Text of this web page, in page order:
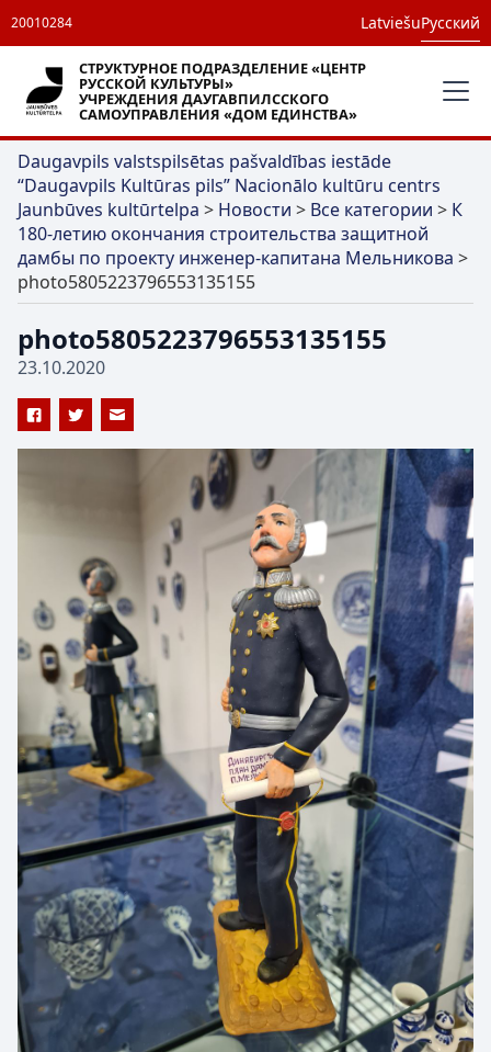
20010284 LatviešuРусский
СТРУКТУРНОЕ ПОДРАЗДЕЛЕНИЕ «ЦЕНТР
РУССКОЙ КУЛЬТУРЫ»
УЧРЕЖДЕНИЯ ДАУГАВПИЛССКОГО
САМОУПРАВЛЕНИЯ «ДОМ ЕДИНСТВА»
Daugavpils valstspilsētas pašvaldības iestāde
“Daugavpils Kultūras pils” Nacionālo kultūru centrs
Jaunbūves kultūrtelpa > Новости > Все категории > К
180-летию окончания строительства защитной
дамбы по проекту инженер-капитана Мельникова >
photo5805223796553135155
photo5805223796553135155
23.10.2020